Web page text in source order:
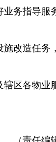
务指导服
改造任务
区各物业